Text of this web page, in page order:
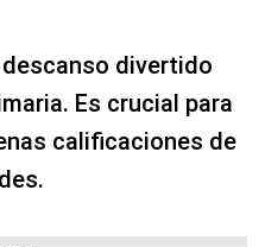
divertido
Es crucial para
calificaciones de